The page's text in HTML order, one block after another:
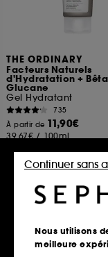
THE ORDINARY
Facteurs Naturels
d'Hydratation +
Glucane
Gel Hydratant
735
À partir de 11,90€
39,67€ /100ml
Ajouter au
Nous utilisons
meilleure
Continuer sans